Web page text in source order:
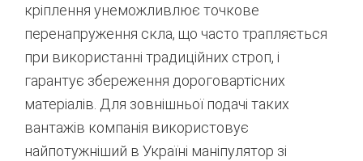
кріплення унеможливлює точкове
перенапруження скла, що часто трапляється
при використанні традиційних строп, і
гарантує збереження дороговартісних
матеріалів. Для зовнішньої подачі таких
вантажів компанія використовує
найпотужніший в Україні маніпулятор зі